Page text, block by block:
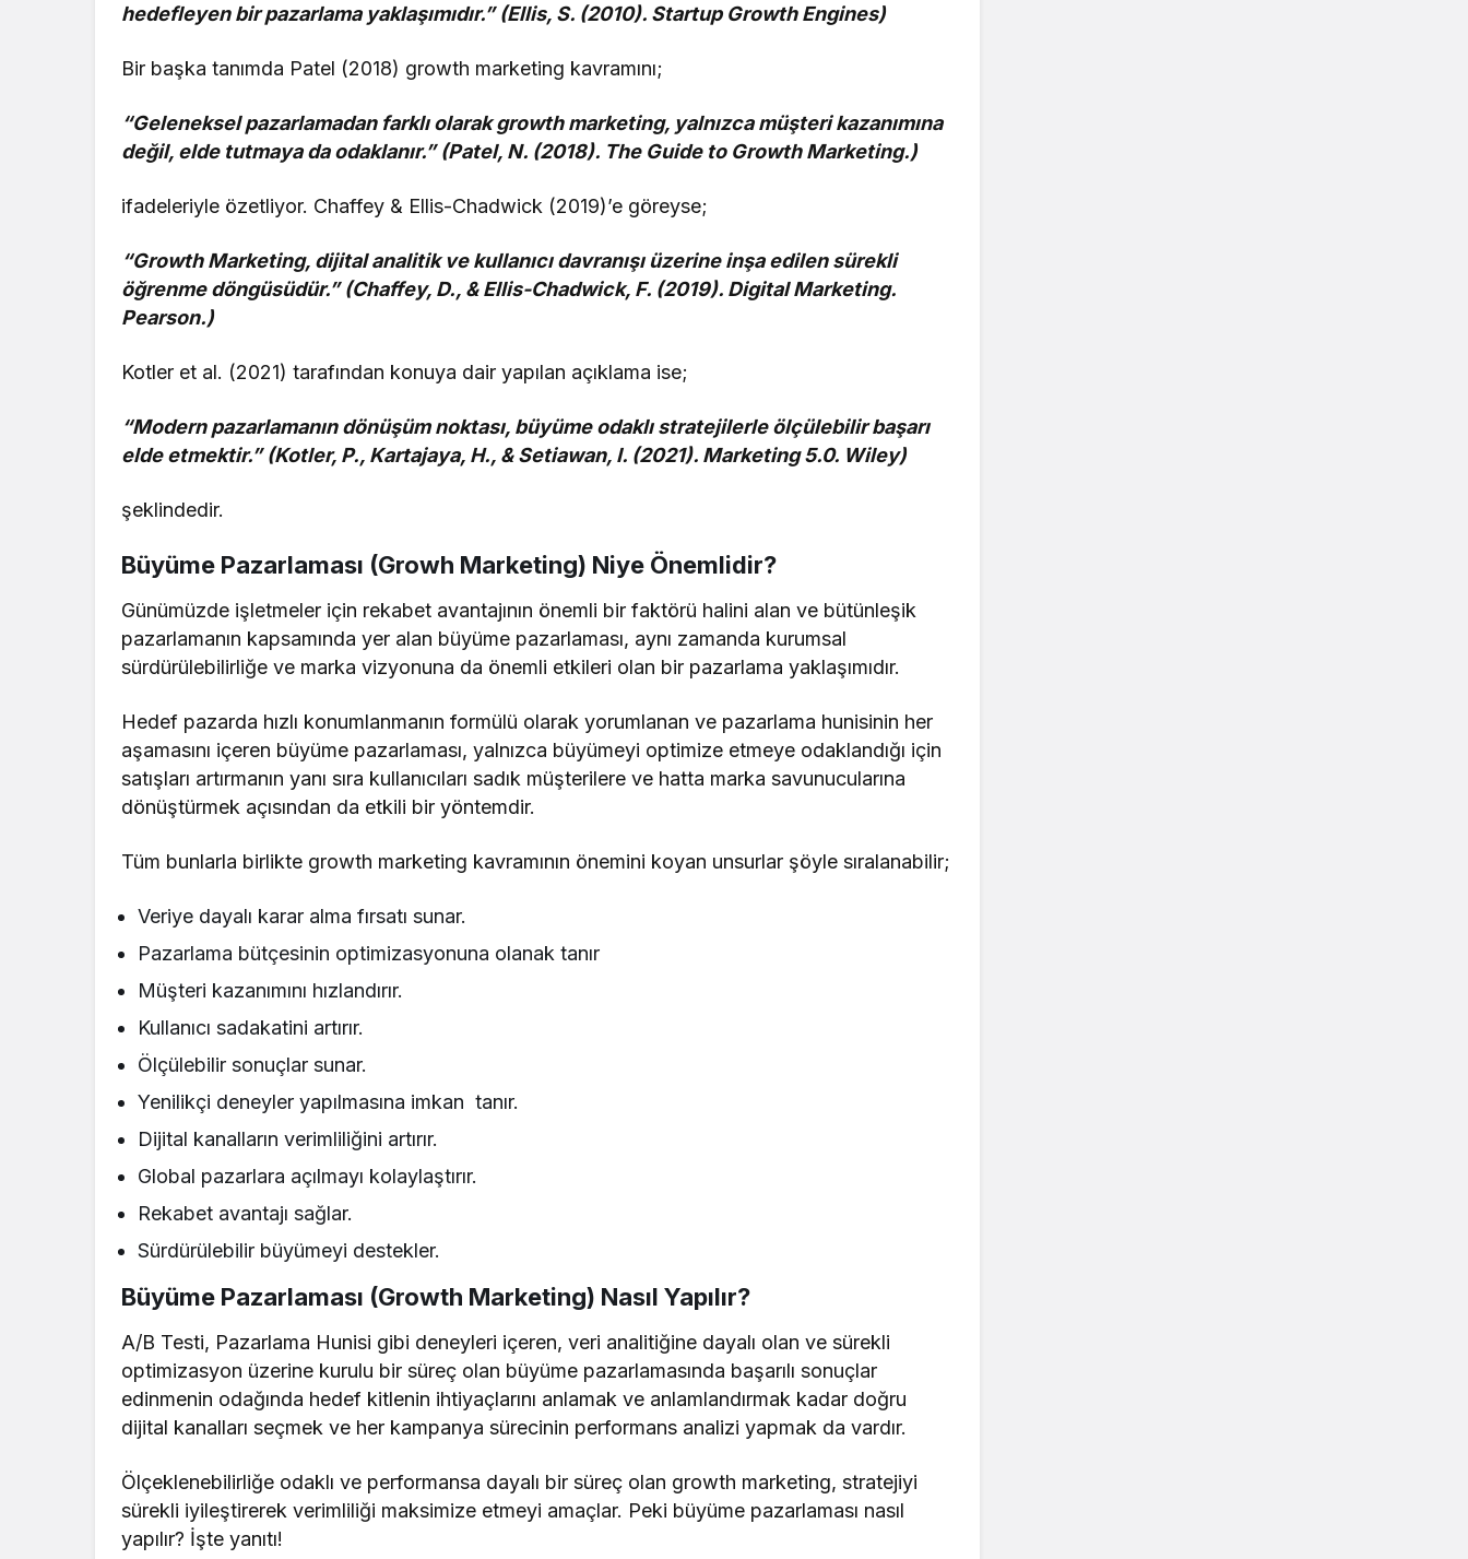
hedefleyen bir pazarlama yaklaşımıdır.” (Ellis, S. (2010). Startup Growth Engines)
Bir başka tanımda Patel (2018) growth marketing kavramını;
“Geleneksel pazarlamadan farklı olarak growth marketing, yalnızca müşteri kazanımına
değil, elde tutmaya da odaklanır.” (Patel, N. (2018). The Guide to Growth Marketing.)
ifadeleriyle özetliyor. Chaffey & Ellis-Chadwick (2019)’e göreyse;
“Growth Marketing, dijital analitik ve kullanıcı davranışı üzerine inşa edilen sürekli
öğrenme döngüsüdür.” (Chaffey, D., & Ellis-Chadwick, F. (2019). Digital Marketing.
Pearson.)
Kotler et al. (2021) tarafından konuya dair yapılan açıklama ise;
“Modern pazarlamanın dönüşüm noktası, büyüme odaklı stratejilerle ölçülebilir başarı
elde etmektir.” (Kotler, P., Kartajaya, H., & Setiawan, I. (2021). Marketing 5.0. Wiley)
şeklindedir.
Büyüme Pazarlaması (Growh Marketing) Niye Önemlidir?
Günümüzde işletmeler için rekabet avantajının önemli bir faktörü halini alan ve bütünleşik
pazarlamanın kapsamında yer alan büyüme pazarlaması, aynı zamanda kurumsal
sürdürülebilirliğe ve marka vizyonuna da önemli etkileri olan bir pazarlama yaklaşımıdır.
Hedef pazarda hızlı konumlanmanın formülü olarak yorumlanan ve pazarlama hunisinin her
aşamasını içeren büyüme pazarlaması, yalnızca büyümeyi optimize etmeye odaklandığı için
satışları artırmanın yanı sıra kullanıcıları sadık müşterilere ve hatta marka savunucularına
dönüştürmek açısından da etkili bir yöntemdir.
Tüm bunlarla birlikte growth marketing kavramının önemini koyan unsurlar şöyle sıralanabilir;
Veriye dayalı karar alma fırsatı sunar.
Pazarlama bütçesinin optimizasyonuna olanak tanır
Müşteri kazanımını hızlandırır.
Kullanıcı sadakatini artırır.
Ölçülebilir sonuçlar sunar.
Yenilikçi deneyler yapılmasına imkan tanır.
Dijital kanalların verimliliğini artırır.
Global pazarlara açılmayı kolaylaştırır.
Rekabet avantajı sağlar.
Sürdürülebilir büyümeyi destekler.
Büyüme Pazarlaması (Growth Marketing) Nasıl Yapılır?
A/B Testi, Pazarlama Hunisi gibi deneyleri içeren, veri analitiğine dayalı olan ve sürekli
optimizasyon üzerine kurulu bir süreç olan büyüme pazarlamasında başarılı sonuçlar
edinmenin odağında hedef kitlenin ihtiyaçlarını anlamak ve anlamlandırmak kadar doğru
dijital kanalları seçmek ve her kampanya sürecinin performans analizi yapmak da vardır.
Ölçeklenebilirliğe odaklı ve performansa dayalı bir süreç olan growth marketing, stratejiyi
sürekli iyileştirerek verimliliği maksimize etmeyi amaçlar. Peki büyüme pazarlaması nasıl
yapılır? İşte yanıtı!